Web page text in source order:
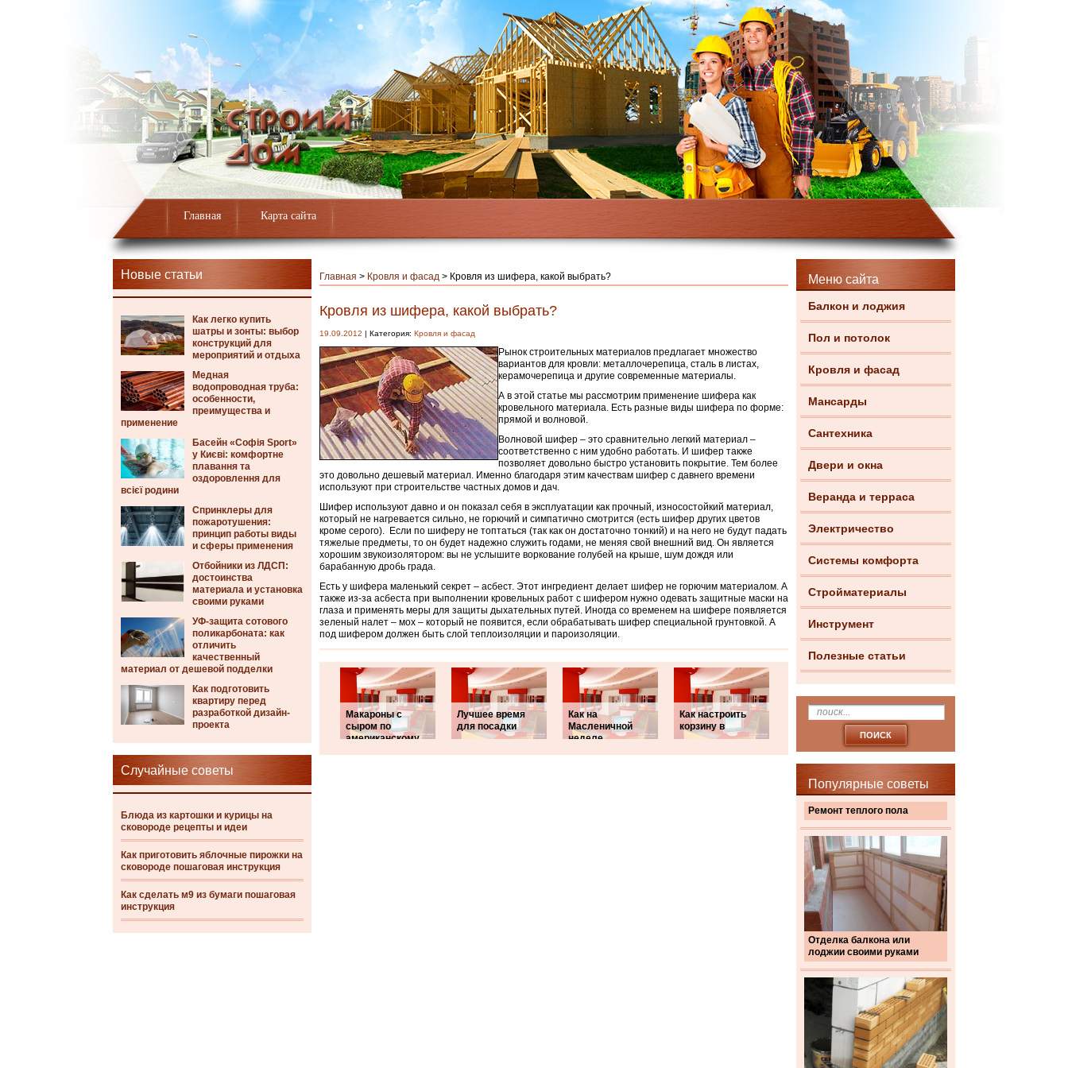
Главная Карта сайта
Новые статьи
Как легко купить
шатры и зонты: выбор
конструкций для
мероприятий и отдыха
Медная
водопроводная труба:
особенности,
преимущества и
применение
Басейн «Софія Sport»
у Києві: комфортне
плавання та
оздоровлення для
всієї родини
Спринклеры для
пожаротушения:
принцип работы виды
и сферы применения
Отбойники из ЛДСП:
достоинства
материала и установка
своими руками
УФ-защита сотового
поликарбоната: как
отличить
качественный
материал от дешевой подделки
Как подготовить
квартиру перед
разработкой дизайн-
проекта
Случайные советы
Блюда из картошки и курицы на
сковороде рецепты и идеи
Как приготовить яблочные пирожки на
сковороде пошаговая инструкция
Как сделать м9 из бумаги пошаговая
инструкция
Меню сайта
Балкон и лоджия
Пол и потолок
Кровля и фасад
Мансарды
Сантехника
Двери и окна
Веранда и терраса
Электричество
Системы комфорта
Стройматериалы
Инструмент
Полезные статьи
Популярные советы
Ремонт теплого пола
Отделка балкона или
лоджии своими руками
Главная > Кровля и фасад > Кровля из шифера, какой выбрать?
Кровля из шифера, какой выбрать?
19.09.2012 | Категория: Кровля и фасад
Рынок строительных материалов предлагает множество
вариантов для кровли: металлочерепица, сталь в листах,
керамочерепица и другие современные материалы.
А в этой статье мы рассмотрим применение шифера как
кровельного материала. Есть разные виды шифера по форме:
прямой и волновой.
Волновой шифер – это сравнительно легкий материал –
соответственно с ним удобно работать. И шифер также
позволяет довольно быстро установить покрытие. Тем более
это довольно дешевый материал. Именно благодаря этим качествам шифер с давнего времени
используют при строительстве частных домов и дач.
Шифер используют давно и он показал себя в эксплуатации как прочный, износостойкий материал,
который не нагревается сильно, не горючий и симпатично смотрится (есть шифер других цветов
кроме серого). Если по шиферу не топтаться (так как он достаточно тонкий) и на него не будут падать
тяжелые предметы, то он будет надежно служить годами, не меняя свой внешний вид. Он является
хорошим звукоизолятором: вы не услышите воркование голубей на крыше, шум дождя или
барабанную дробь града.
Есть у шифера маленький секрет – асбест. Этот ингредиент делает шифер не горючим материалом. А
также из-за асбеста при выполнении кровельных работ с шифером нужно одевать защитные маски на
глаза и применять меры для защиты дыхательных путей. Иногда со временем на шифере появляется
зеленый налет – мох – который не появится, если обрабатывать шифер специальной грунтовкой. А
под шифером должен быть слой теплоизоляции и пароизоляции.
Макароны с
сыром по
американскому
Лучшее время
для посадки
Как на
Масленичной
неделе
Как настроить
корзину в